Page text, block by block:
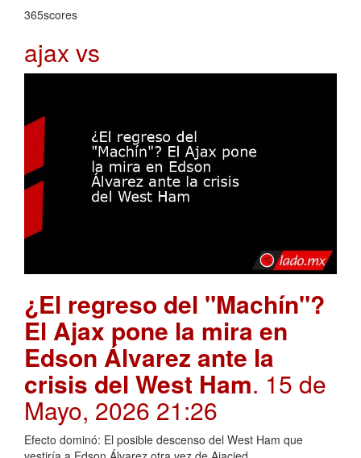
365scores
ajax vs
¿El regreso del "Machín"?
El Ajax pone la mira en
Edson Álvarez ante la
crisis del West Ham. 15 de
Mayo, 2026 21:26
Efecto dominó: El posible descenso del West Ham que